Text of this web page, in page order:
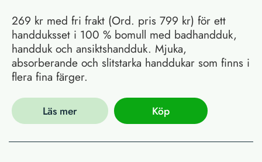
269 kr med fri frakt (Ord. pris 799 kr) för ett
handduksset i 100 % bomull med badhandduk,
handduk och ansiktshandduk. Mjuka,
absorberande och slitstarka handdukar som finns i
flera fina färger.
Läs mer Köp